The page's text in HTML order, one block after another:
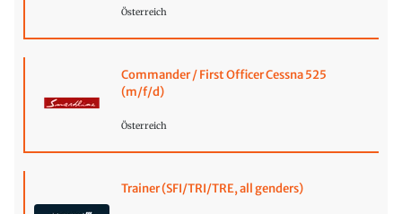
Österreich
Commander / First Officer Cessna 525
(m/f/d)
Österreich
Trainer (SFI/TRI/TRE, all genders)